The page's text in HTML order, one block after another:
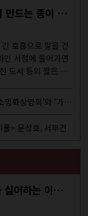
온 앤 오프 | 교보문고 MD들이 만드는 종이 잡지 <어떤>
호흡으로 말을 건
인 서점에 들어가면
도서 등의 짧은 문
상 밖으로 나온 종
지난해 12월...
망한 영화, 어떻게 볼 것인가 | ‘쿠소영화상영회’와 ‘가자미’의 이야기
> 문성호, 서부건
노엘 갤러거가 오아시스 3집을 싫어하는 이유 | DEFINITELY MAYBE, AGAIN